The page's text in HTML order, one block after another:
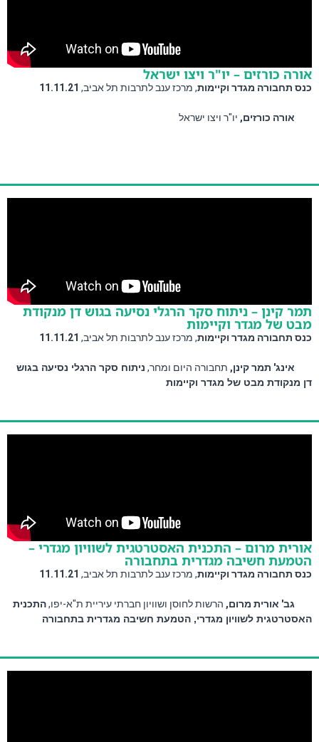
אורה כורזים – יו"ר ויצו ישראל
כנס תחבורה מגדר וקיימות, מרכז ענב לתרבות תל אביב, 11.11.21
אורה כורזים, יו"ר ויצו ישראל
תמר קינן – ניתוח סקר הרגלי נסיעה בגוש דן מנקודת
מבט של מגדר וקיימות
כנס תחבורה מגדר וקיימות, מרכז ענב לתרבות תל אביב, 11.11.21
אינג' תמר קינן, תחבורה היום ומחר, ניתוח סקר הרגלי נסיעה בגוש
דן מנקודת מבט של מגדר וקיימות
אורית מרום – התכנית האסטרטגית לשוויון מגדרי –
הטמעת חשיבה מגדרית בתחבורה
כנס תחבורה מגדר וקיימות, מרכז ענב לתרבות תל אביב, 11.11.21
גב' אורית מרום, הרשות לחוסן ושוויון חברתי עיריית ת"א-יפו, התכנית
האסטרטגית לשוויון מגדרי, הטמעת חשיבה מגדרית בתחבורה